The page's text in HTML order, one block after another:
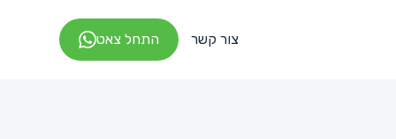
צור קשר התחל צאט